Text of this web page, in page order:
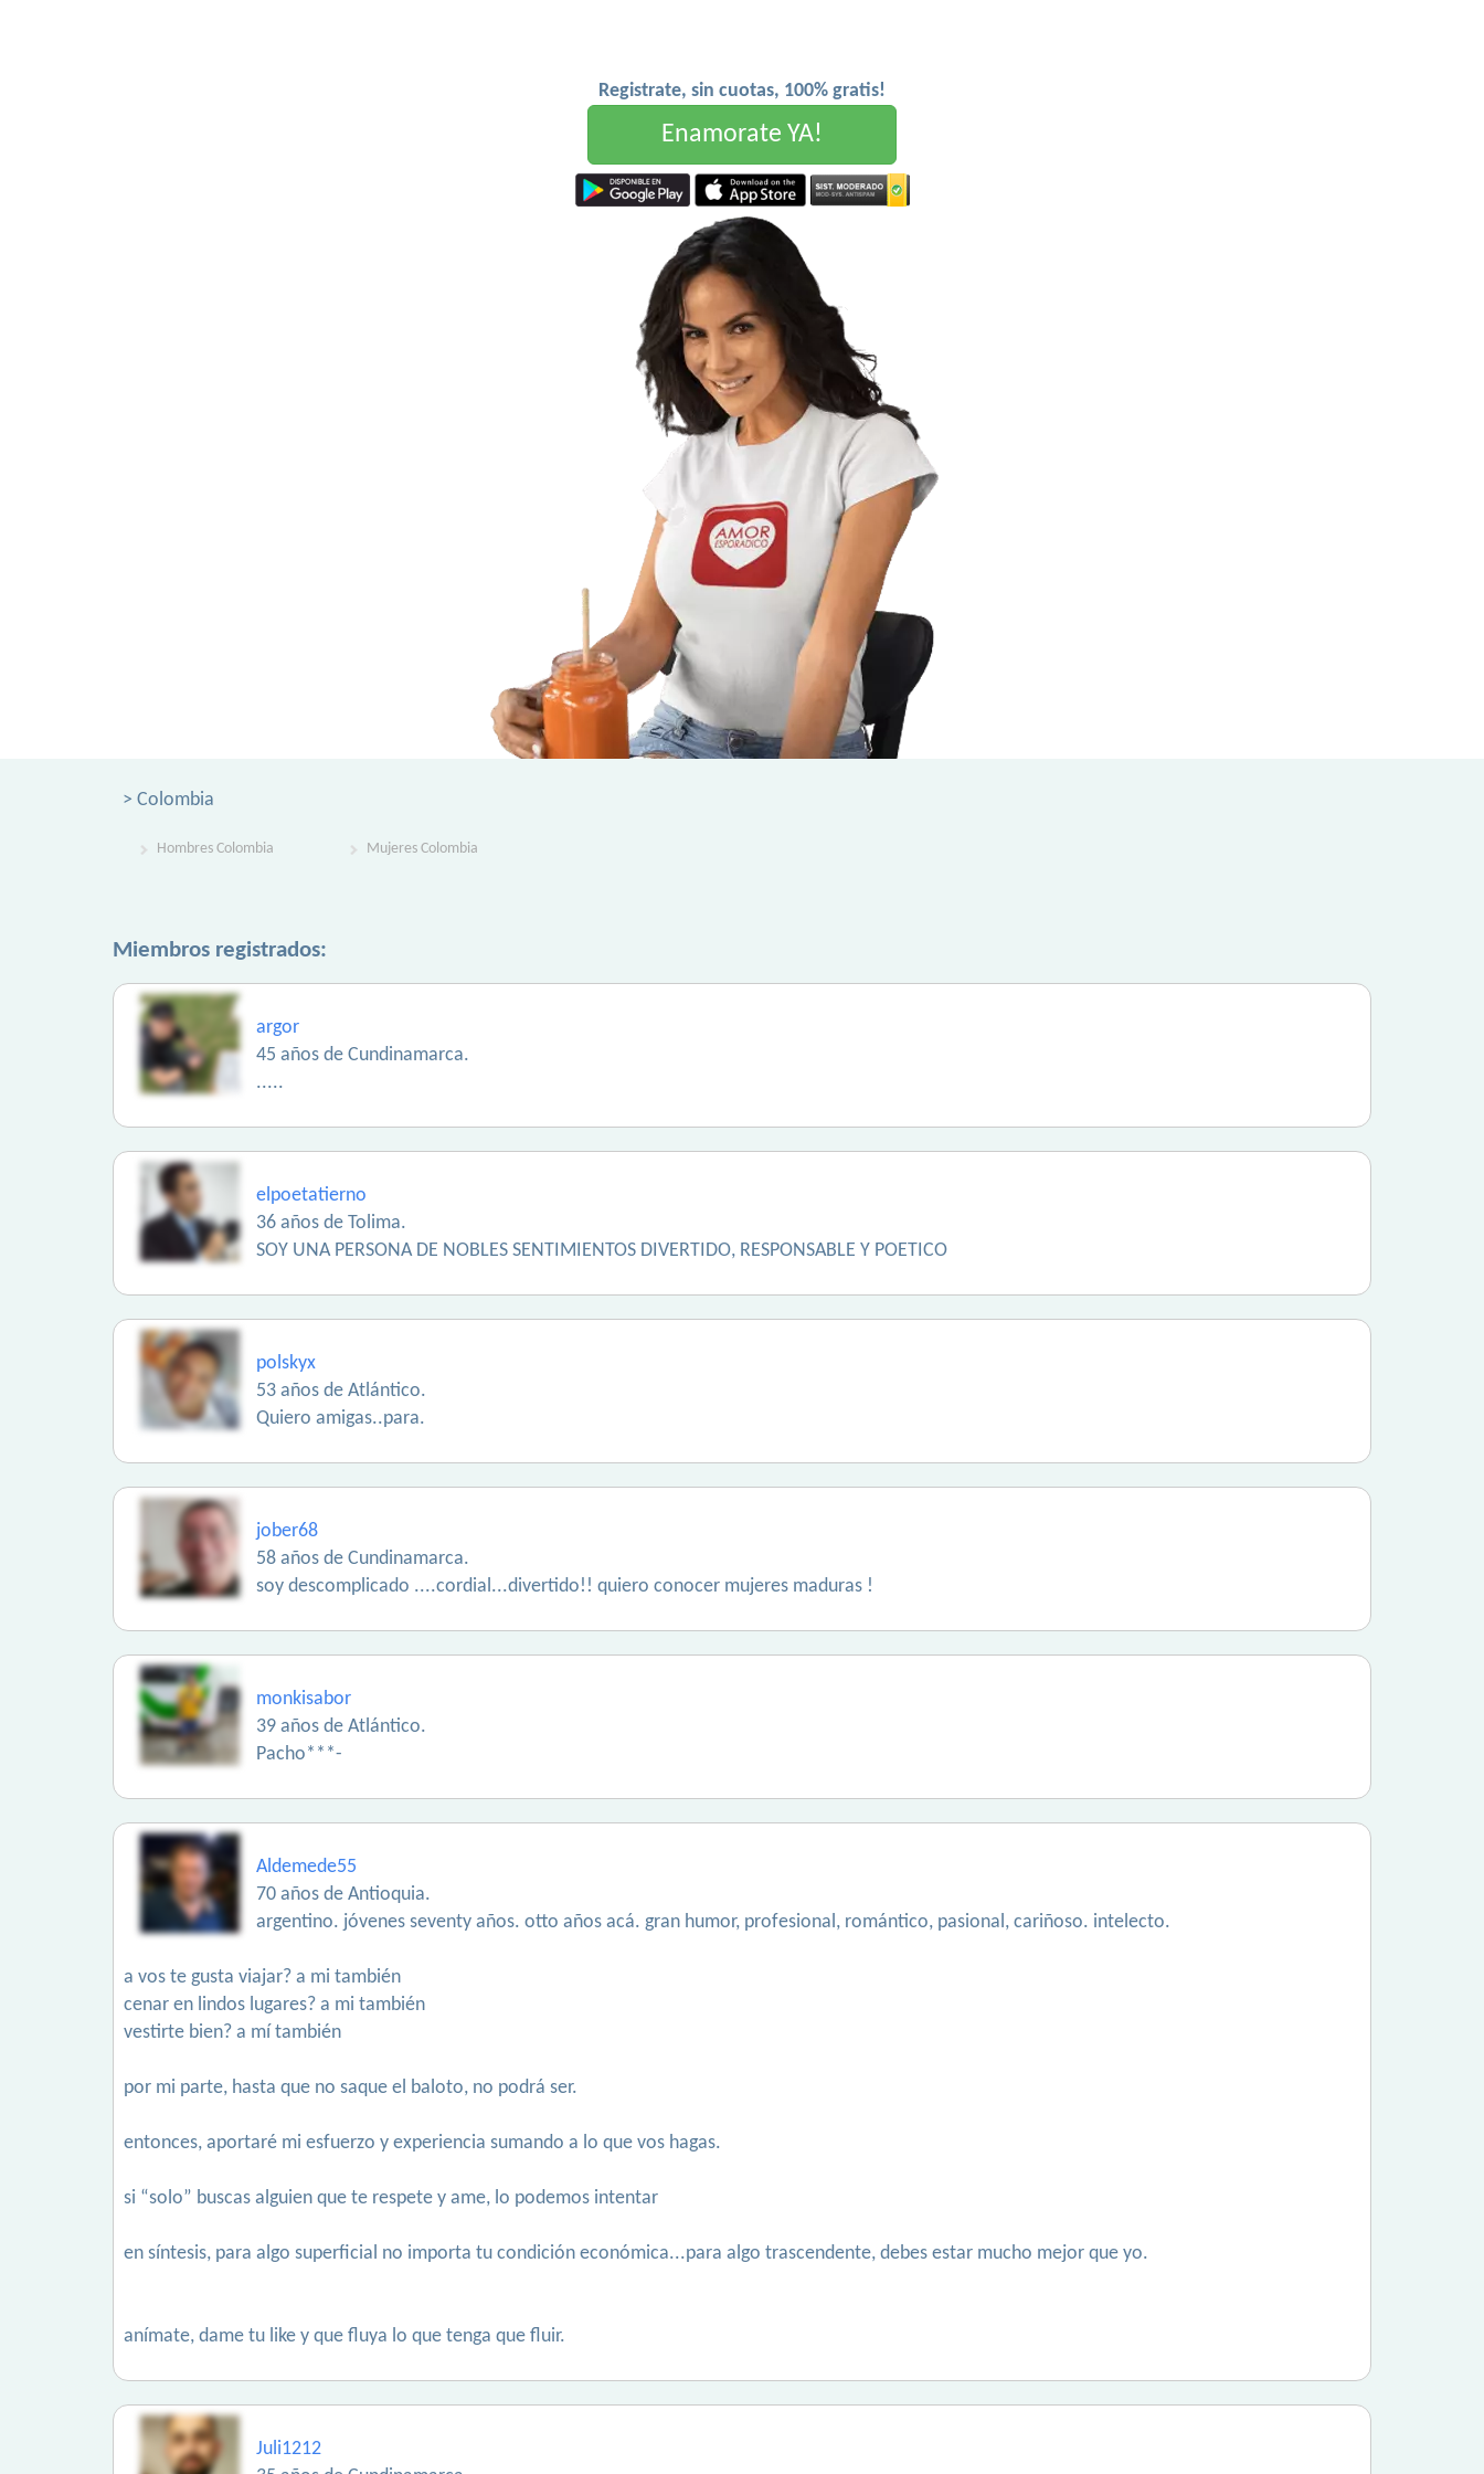
Registrate, sin cuotas, 100% gratis!
Enamorate YA!
> Colombia
Hombres Colombia Mujeres Colombia
Miembros registrados:
argor
45 años de Cundinamarca.
.....
elpoetatierno
36 años de Tolima.
SOY UNA PERSONA DE NOBLES SENTIMIENTOS DIVERTIDO, RESPONSABLE Y POETICO
polskyx
53 años de Atlántico.
Quiero amigas..para.
jober68
58 años de Cundinamarca.
soy descomplicado ....cordial...divertido!! quiero conocer mujeres maduras !
monkisabor
39 años de Atlántico.
Pacho***-
Aldemede55
70 años de Antioquia.
argentino. jóvenes seventy años. otto años acá. gran humor, profesional, romántico, pasional, cariñoso. intelecto.
a vos te gusta viajar? a mi también
cenar en lindos lugares? a mi también
vestirte bien? a mí también
por mi parte, hasta que no saque el baloto, no podrá ser.
entonces, aportaré mi esfuerzo y experiencia sumando a lo que vos hagas.
si “solo” buscas alguien que te respete y ame, lo podemos intentar
en síntesis, para algo superficial no importa tu condición económica...para algo trascendente, debes estar mucho mejor que yo.
anímate, dame tu like y que fluya lo que tenga que fluir.
Juli1212